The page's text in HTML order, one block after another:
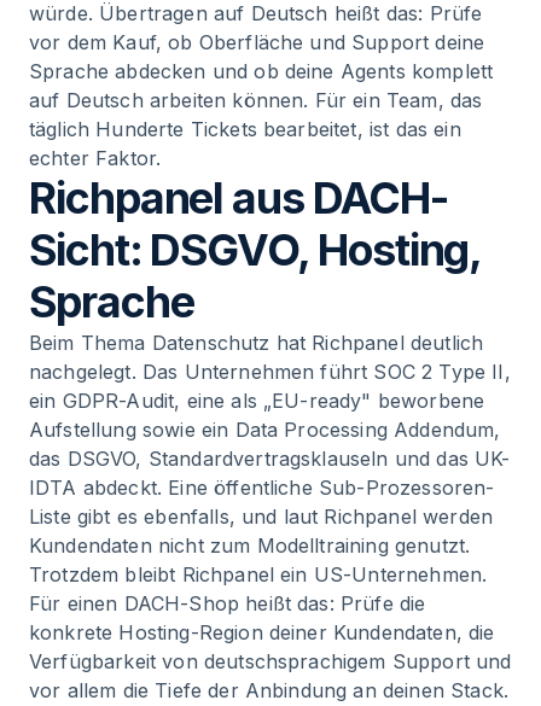
würde. Übertragen auf Deutsch heißt das: Prüfe
vor dem Kauf, ob Oberfläche und Support deine
Sprache abdecken und ob deine Agents komplett
auf Deutsch arbeiten können. Für ein Team, das
täglich Hunderte Tickets bearbeitet, ist das ein
echter Faktor.
Richpanel aus DACH-
Sicht: DSGVO, Hosting,
Sprache
Beim Thema Datenschutz hat Richpanel deutlich
nachgelegt. Das Unternehmen führt SOC 2 Type II,
ein GDPR-Audit, eine als „EU-ready" beworbene
Aufstellung sowie ein Data Processing Addendum,
das DSGVO, Standardvertragsklauseln und das UK-
IDTA abdeckt. Eine öffentliche Sub-Prozessoren-
Liste gibt es ebenfalls, und laut Richpanel werden
Kundendaten nicht zum Modelltraining genutzt.
Trotzdem bleibt Richpanel ein US-Unternehmen.
Für einen DACH-Shop heißt das: Prüfe die
konkrete Hosting-Region deiner Kundendaten, die
Verfügbarkeit von deutschsprachigem Support und
vor allem die Tiefe der Anbindung an deinen Stack.